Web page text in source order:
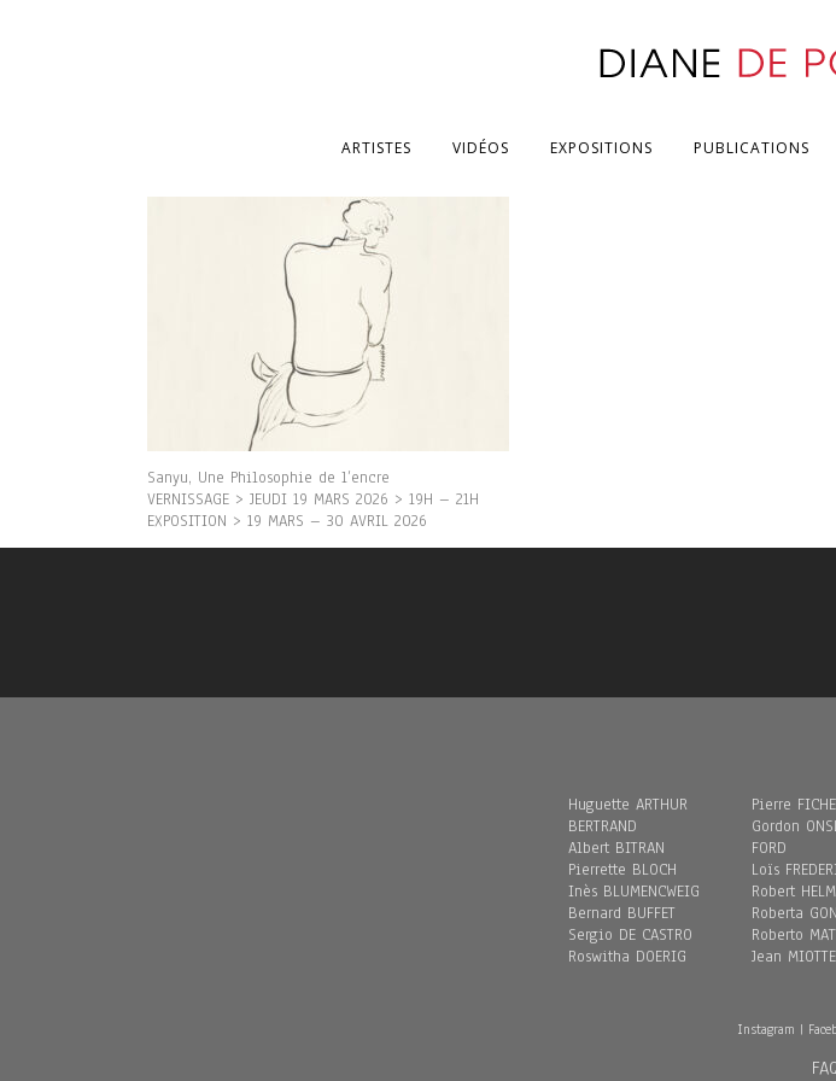
ARTISTES VIDÉOS EXPOSITIONS PUBLICATIONS
Sanyu, Une Philosophie de l’encre
VERNISSAGE > JEUDI 19 MARS 2026 > 19H – 21H
EXPOSITION > 19 MARS – 30 AVRIL 2026
Huguette ARTHUR
BERTRAND
Albert BITRAN
Pierrette BLOCH
Inès BLUMENCWEIG
Bernard BUFFET
Sergio DE CASTRO
Roswitha DOERIG
Pierre
Gordon
FORD
Loïs
Robert
Roberta
Roberto
Jean MIOTTE
Instagram |